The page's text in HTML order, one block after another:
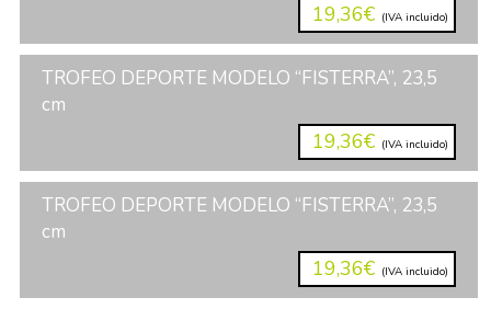
19,36€ (IVA incluido)
TROFEO DEPORTE MODELO “FISTERRA”, 23,5
cm
19,36€ (IVA incluido)
TROFEO DEPORTE MODELO “FISTERRA”, 23,5
cm
19,36€ (IVA incluido)